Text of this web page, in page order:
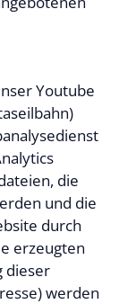
Youtube
die
und die
durch
erzeugten
dieser
werden